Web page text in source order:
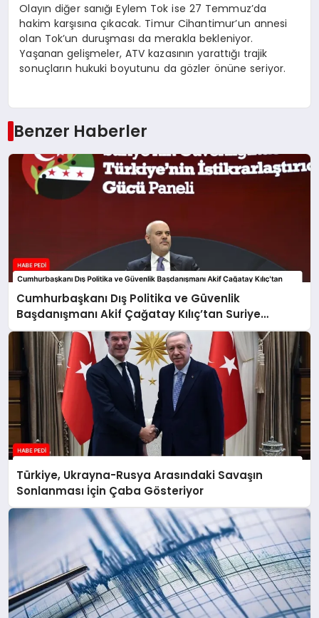
Olayın diğer sanığı Eylem Tok ise 27 Temmuz’da
hakim karşısına çıkacak. Timur Cihantimur’un annesi
olan Tok’un duruşması da merakla bekleniyor.
Yaşanan gelişmeler, ATV kazasının yarattığı trajik
sonuçların hukuki boyutunu da gözler önüne seriyor.
Benzer Haberler
Cumhurbaşkanı Dış Politika ve Güvenlik
Başdanışmanı Akif Çağatay Kılıç’tan Suriye
Panelinde Önemli Açıklamalar
Türkiye, Ukrayna-Rusya Arasındaki Savaşın
Sonlanması İçin Çaba Gösteriyor